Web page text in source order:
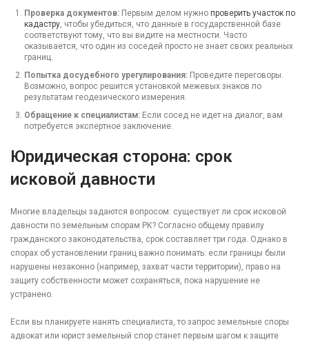
Проверка документов: Первым делом нужно проверить участок по
кадастру, чтобы убедиться, что данные в государственной базе
соответствуют тому, что вы видите на местности. Часто
оказывается, что один из соседей просто не знает своих реальных
границ.
Попытка досудебного урегулирования: Проведите переговоры.
Возможно, вопрос решится установкой межевых знаков по
результатам геодезического измерения.
Обращение к специалистам: Если сосед не идет на диалог, вам
потребуется экспертное заключение.
Юридическая сторона: срок
исковой давности
Многие владельцы задаются вопросом: существует ли срок исковой
давности по земельным спорам РК? Согласно общему правилу
гражданского законодательства, срок составляет три года. Однако в
спорах об установлении границ важно понимать: если границы были
нарушены незаконно (например, захват части территории), право на
защиту собственности может сохраняться, пока нарушение не
устранено.
Если вы планируете нанять специалиста, то запрос земельные споры
адвокат или юрист земельный спор станет первым шагом к защите